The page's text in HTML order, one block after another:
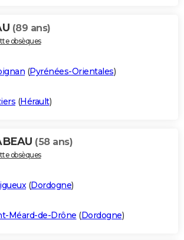
(89 ans)
obsèques
(Pyrénées-Orientales)
(Hérault)
(58 ans)
obsèques
(Dordogne)
Méard-de-Drône (Dordogne)